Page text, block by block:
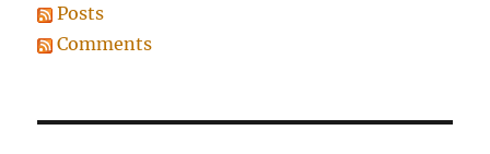
Posts
Comments